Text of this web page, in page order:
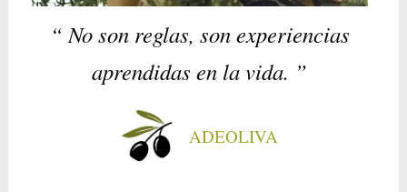
“ No son reglas, son experiencias
aprendidas en la vida. ”
ADEOLIVA